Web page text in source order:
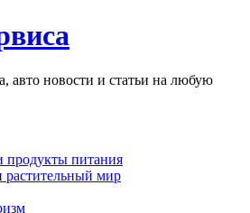
авто новости и статьи на любую
продукты питания
мир